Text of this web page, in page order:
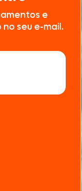
e
seu e-mail.